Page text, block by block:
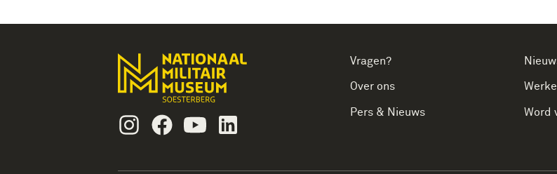
InstagramFacebookYoutube
Vragen?
Over ons
Pers & Nieuws Word